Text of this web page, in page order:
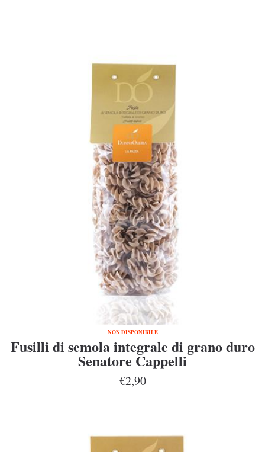
NON DISPONIBILE
Fusilli di semola integrale di grano duro
Senatore Cappelli
€2,90